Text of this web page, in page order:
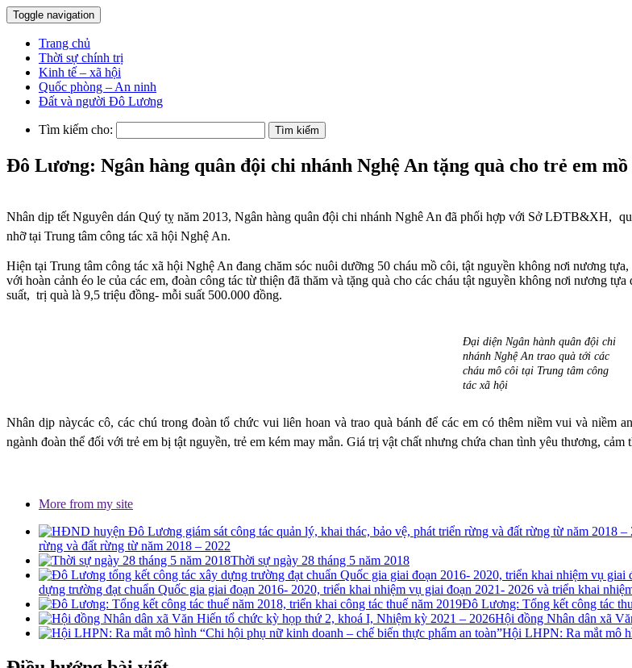
Toggle navigation
Trang chủ
Thời sự chính trị
Kinh tế – xã hội
Quốc phòng – An ninh
Đất và người Đô Lương
Tìm kiếm cho:
Đô Lương: Ngân hàng quân đội chi nhánh Nghệ An tặng quà cho trẻ em
Nhân dịp tết Nguyên dán Quý tỵ năm 2013, Ngân hàng quân đội chi nhánh Nghê An đã phối hợp với Sở LĐTB&XH,
nhỡ tại Trung tâm công tác xã hội Nghệ An.
Hiện tại Trung tâm công tác xã hội Nghệ An đang chăm sóc nuôi dưỡng 50 cháu mồ côi, tật nguyền không nơi nương
với hoàn cảnh éo le của các em, đoàn công tác từ thiện đã thăm và tặng quà cho các cháu tật nguyền không nơi nương
suất, trị quà là 9,5 triệu đồng- mỗi suất 500.000 đồng.
Đại diện Ngân hành quân đội chi
nhánh Nghệ An trao quà tới các
cháu mô côi tại Trung tâm công
tác xã hội
Nhân dịp nàycác cô, các chú trong đoàn tổ chức vui liên hoan và trao quà bánh để các em có thêm niềm vui và niềm
ngành đoàn thể đối với trẻ em bị tật nguyền, trẻ em kém may mắn. Giá trị vật chất nhưng chứa chan tình yêu thương,
More from my site
rừng và đất rừng từ năm 2018 – 2022
Thời sự ngày 28 tháng 5 năm 2018
dựng trường đạt chuẩn Quốc gia giai đoạn 2016- 2020, triển khai nhiệm vụ giai đoạn 2021- 2026 và triển khai
Đô Lương: Tổng kết công tác
Hội đồng Nhân dân xã
Hội LHPN: Ra mắt mô